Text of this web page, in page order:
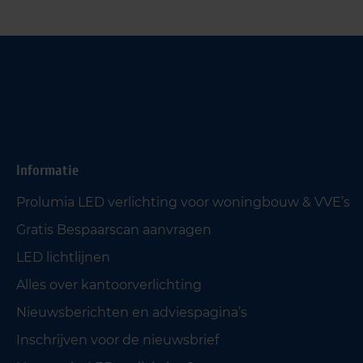
Informatie
Prolumia LED verlichting voor woningbouw & VVE’s
Gratis Bespaarscan aanvragen
LED lichtlijnen
Alles over kantoorverlichting
Nieuwsberichten en adviespagina’s
Inschrijven voor de nieuwsbrief